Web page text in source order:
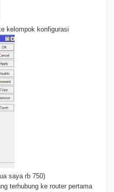
kelompok konfigurasi
saya rb 750)
terhubung ke router pertama